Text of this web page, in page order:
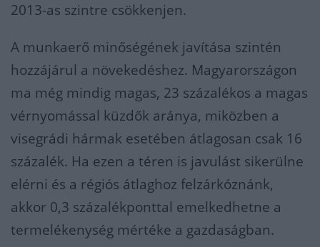
2013-as szintre csökkenjen.
A munkaerő minőségének javítása szintén
hozzájárul a növekedéshez. Magyarországon
ma még mindig magas, 23 százalékos a magas
vérnyomással küzdők aránya, miközben a
visegrádi hármak esetében átlagosan csak 16
százalék. Ha ezen a téren is javulást sikerülne
elérni és a régiós átlaghoz felzárkóznánk,
akkor 0,3 százalékponttal emelkedhetne a
termelékenység mértéke a gazdaságban.